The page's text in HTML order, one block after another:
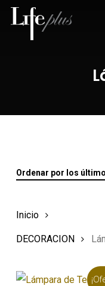
Skip
Búsqueda
productos
Ordenar por los
Inicio
DECORACION